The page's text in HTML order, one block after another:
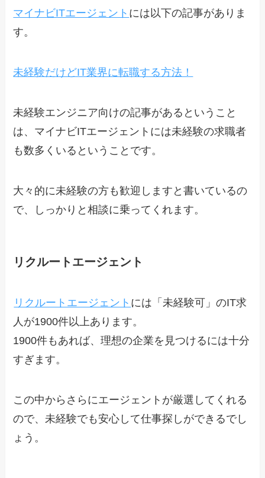
マイナビITエージェント には以下の記事がありま
す。
未経験だけどIT業界に転職する方法！
未経験エンジニア向けの記事があるということ
は、マイナビITエージェントには未経験の求職者
も数多くいるということです。
大々的に未経験の方も歓迎しますと書いているの
で、しっかりと相談に乗ってくれます。
リクルートエージェント
リクルートエージェント には「未経験可」のIT求
人が1900件以上あります。
1900件もあれば、理想の企業を見つけるには十分
すぎます。
この中からさらにエージェントが厳選してくれる
ので、未経験でも安心して仕事探しができるでし
ょう。